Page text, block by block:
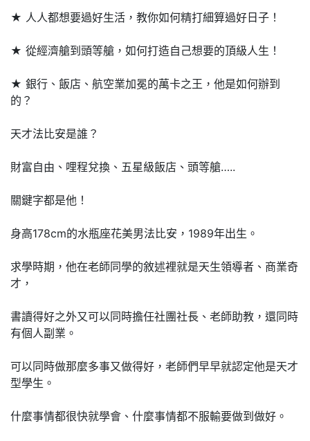
★ 人人都想要過好生活，教你如何精打細算過好日子！
★ 從經濟艙到頭等艙，如何打造自己想要的頂級人生！
★ 銀行、飯店、航空業加冕的萬卡之王，他是如何辦到
的？
天才法比安是誰？
財富自由、哩程兌換、五星級飯店、頭等艙…..
關鍵字都是他！
身高178cm的水瓶座花美男法比安，1989年出生。
求學時期，他在老師同學的敘述裡就是天生領導者、商業奇
才，
書讀得好之外又可以同時擔任社團社長、老師助教，還同時
有個人副業。
可以同時做那麼多事又做得好，老師們早早就認定他是天才
型學生。
什麼事情都很快就學會、什麼事情都不服輸要做到做好。